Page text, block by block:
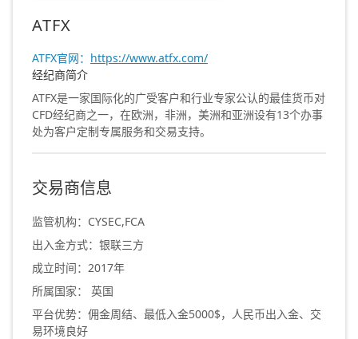
ATFX
ATFX官网： https://www.atfx.com/
经纪商简介
ATFX是一家国际化的广受客户和行业专家公认的最佳货币对
CFD经纪商之一，在欧洲，非洲，美洲和亚洲设有13个办事
处为客户定制专属服务和交易支持。
交易商信息
监管机构：CYSEC,FCA
出入金方式：银联三方
成立时间：2017年
所属国家： 英国
平台优势：佣金周结、最低入金5000$，人民币出入金、交
易环境良好